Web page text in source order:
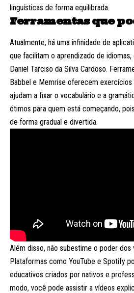
linguísticas de forma equilibrada.
Ferramentas que
Atualmente, há uma infinidade de
que facilitam o aprendizado de
Daniel Tarciso da Silva Cardoso.
Babbel e Memrise oferecem
ajudam a fixar o vocabulário e a
ótimos para quem está começando,
de forma gradual e divertida.
Além disso, não subestime o poder dos
Plataformas como YouTube e Spotify
educativos criados por nativos e
modo, você pode assistir a vídeos